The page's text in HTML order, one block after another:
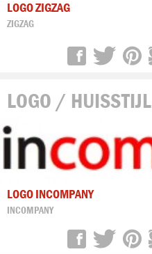
LOGO ZIGZAG
ZIGZAG
LOGO / HUISSTIJL
LOGO INCOMPANY
INCOMPANY